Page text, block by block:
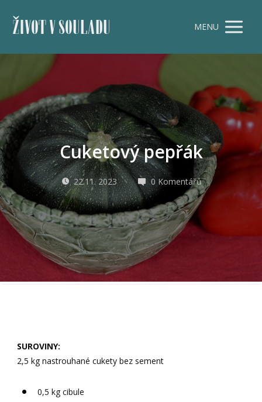
ŽIVOT V SOULADU MENU
Cuketový pepřák
22.11. 2023 0 Komentářů
SUROVINY:
2,5 kg nastrouhané cukety bez sement
0,5 kg cibule